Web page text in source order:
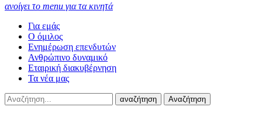
ανοίγει το menu για τα κινητά
Για εμάς
Ο όμιλος
Ενημέρωση επενδυτών
Ανθρώπινο δυναμικό
Εταιρική διακυβέρνηση
Τα νέα μας
αναζήτηση Αναζήτηση